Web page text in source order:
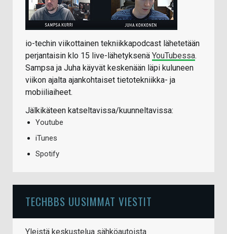
io-techin viikottainen tekniikkapodcast lähetetään
perjantaisin klo 15 live-lähetyksenä YouTubessa.
Sampsa ja Juha käyvät keskenään läpi kuluneen
viikon ajalta ajankohtaiset tietotekniikka- ja
mobiiliaiheet.
Jälkikäteen katseltavissa/kuunneltavissa:
Youtube
iTunes
Spotify
TECHBBS UUSIMMAT VIESTIT
Yleistä keskustelua sähköautoista